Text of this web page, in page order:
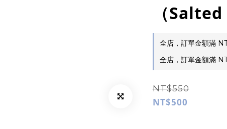
（Salted
全店，訂單金額滿
全店，訂單金額滿
NT$550
NT$500